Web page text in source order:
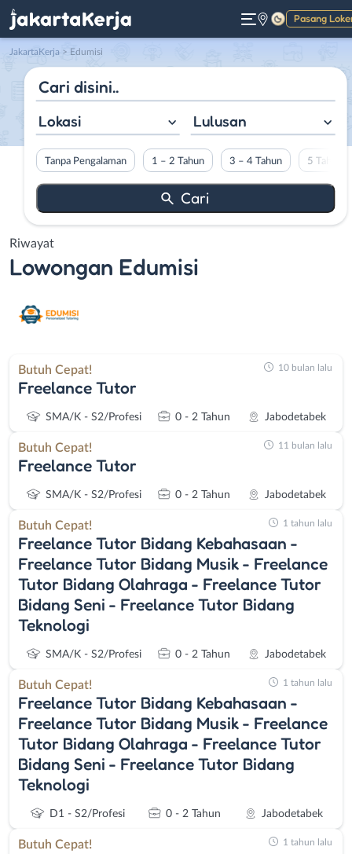
Pasang
Gelap
JakartaKerja > Edumisi
Lokasi Lulusan
Tanpa Pengalaman 1 – 2 Tahun 3 – 4 Tahun 5 Tahun
Riwayat
Lowongan Edumisi
Butuh Cepat!
Freelance Tutor
SMA/K - S2/Profesi 0 - 2 Tahun Jabodetabek
10 bulan lalu
Butuh Cepat!
Freelance Tutor
SMA/K - S2/Profesi 0 - 2 Tahun Jabodetabek
11 bulan lalu
Butuh Cepat!
Freelance Tutor Bidang Kebahasaan -
Freelance Tutor Bidang Musik - Freelance
Tutor Bidang Olahraga - Freelance Tutor
Bidang Seni - Freelance Tutor Bidang
Teknologi
SMA/K - S2/Profesi 0 - 2 Tahun Jabodetabek
1 tahun lalu
Butuh Cepat!
Freelance Tutor Bidang Kebahasaan -
Freelance Tutor Bidang Musik - Freelance
Tutor Bidang Olahraga - Freelance Tutor
Bidang Seni - Freelance Tutor Bidang
Teknologi
D1 - S2/Profesi 0 - 2 Tahun Jabodetabek
1 tahun lalu
Butuh Cepat! 1 tahun lalu